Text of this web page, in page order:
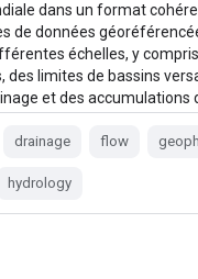
dans un format
de données
échelles, y
des limites de bassins
et des accumulations
drainage flow
hydrology